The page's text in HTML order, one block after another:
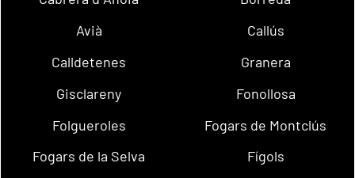
Avià
Callús
Calldetenes
Granera
Gisclareny
Fonollosa
Folgueroles
Fogars de Montclús
Fogars de la Selva
Fígols